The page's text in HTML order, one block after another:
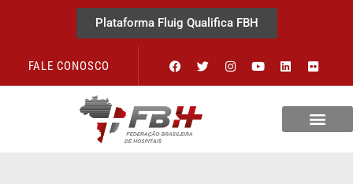
Plataforma Fluig Qualifica FBH
FALE CONOSCO